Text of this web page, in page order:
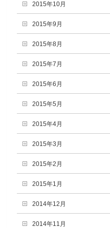
2015年10月
2015年9月
2015年8月
2015年7月
2015年6月
2015年5月
2015年4月
2015年3月
2015年2月
2015年1月
2014年12月
2014年11月